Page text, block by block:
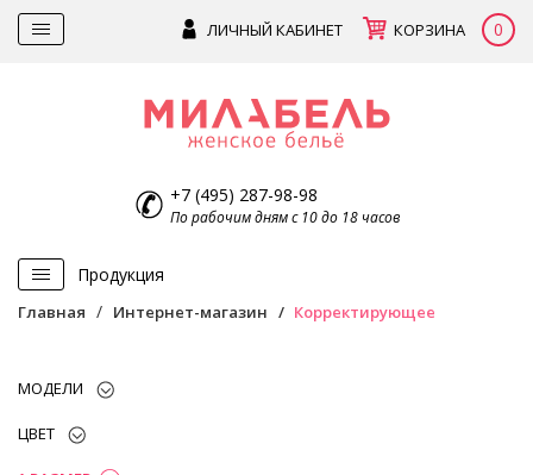
ЛИЧНЫЙ КАБИНЕТ КОРЗИНА 0
+7 (495) 287-98-98
По рабочим дням с 10 до 18 часов
Продукция
Главная Интернет-магазин Корректирующее
МОДЕЛИ
ЦВЕТ